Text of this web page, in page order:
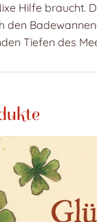
Hilfe braucht.
den
Tiefen des